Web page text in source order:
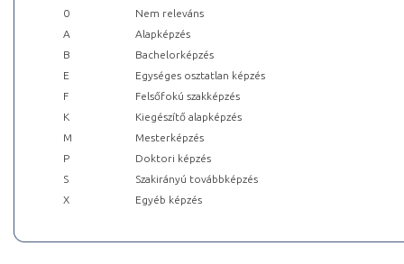
0
Nem releváns
A
Alapképzés
B
Bachelorképzés
E
Egységes osztatlan képzés
F
Felsőfokú szakképzés
K
Kiegészítő alapképzés
M
Mesterképzés
P
Doktori képzés
S
Szakirányú továbbképzés
X
Egyéb képzés